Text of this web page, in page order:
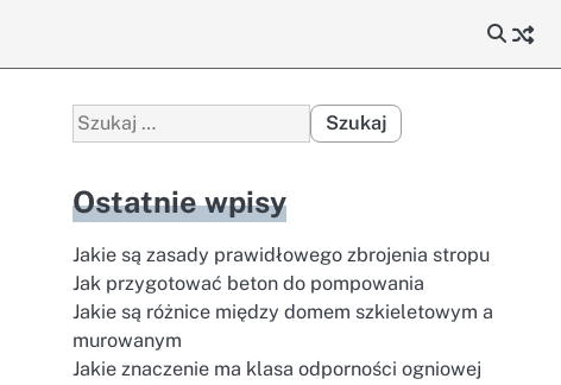
Szukaj:
Ostatnie wpisy
Jakie są zasady prawidłowego zbrojenia stropu
Jak przygotować beton do pompowania
Jakie są różnice między domem szkieletowym a
murowanym
Jakie znaczenie ma klasa odporności ogniowej